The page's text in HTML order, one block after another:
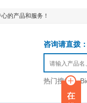
的产品和服务！
咨询请直拨
热门搜索：